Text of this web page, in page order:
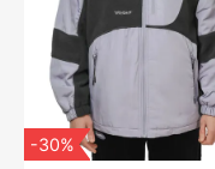
-30%